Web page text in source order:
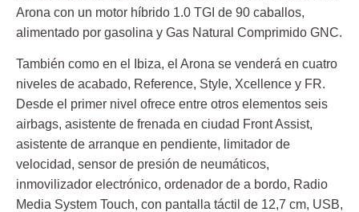
Arona con un motor híbrido 1.0 TGI de 90 caballos,
alimentado por gasolina y Gas Natural Comprimido GNC.
También como en el Ibiza, el Arona se venderá en cuatro
niveles de acabado, Reference, Style, Xcellence y FR.
Desde el primer nivel ofrece entre otros elementos seis
airbags, asistente de frenada en ciudad Front Assist,
asistente de arranque en pendiente, limitador de
velocidad, sensor de presión de neumáticos,
inmovilizador electrónico, ordenador de a bordo, Radio
Media System Touch, con pantalla táctil de 12,7 cm, USB,